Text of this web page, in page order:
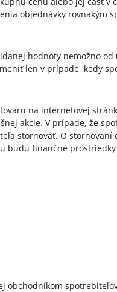
objednávky rovnakým
hodnoty nemožno
len v prípade, kedy
na internetovej
akcie. V prípade, že
stornovať. O
budú finančné
obchodníkom